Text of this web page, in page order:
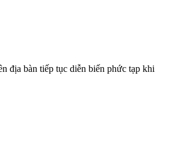
địa bàn tiếp tục diễn biến phức tạp khi